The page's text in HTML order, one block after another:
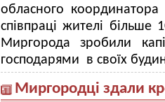
обласного координатора
співпраці жителі більше
Миргорода зробили
господарями в своїх
Миргородці здали